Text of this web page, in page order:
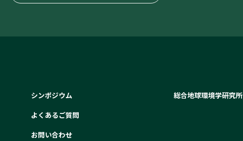
シンポジウム
よくあるご質問
お問い合わせ
総合地球環境学研究所